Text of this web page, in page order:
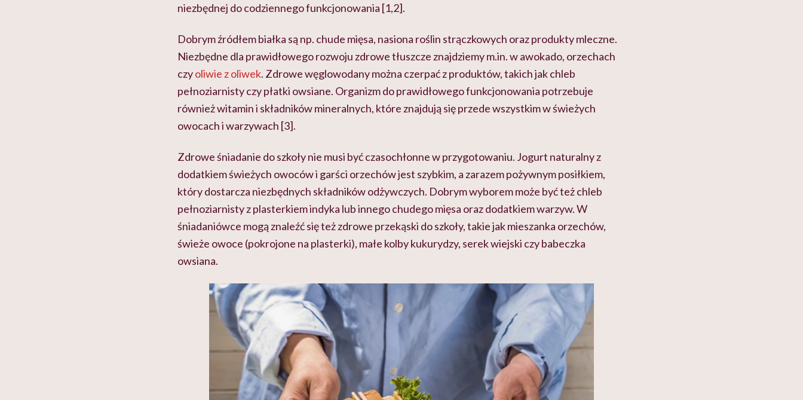
niezbędnej do codziennego funkcjonowania [1,2].
Dobrym źródłem białka są np. chude mięsa, nasiona roślin strączkowych oraz produkty mleczne.
Niezbędne dla prawidłowego rozwoju zdrowe tłuszcze znajdziemy m.in. w awokado, orzechach
czyoliwie z oliwek. Zdrowe węglowodany można czerpać z produktów, takich jak chleb
pełnoziarnisty czy płatki owsiane. Organizm do prawidłowego funkcjonowania potrzebuje
również witamin i składników mineralnych, które znajdują się przede wszystkim w świeżych
owocach i warzywach [3].
Zdrowe śniadanie do szkoły nie musi być czasochłonne w przygotowaniu. Jogurt naturalny z
dodatkiem świeżych owoców i garści orzechów jest szybkim, a zarazem pożywnym posiłkiem,
który dostarcza niezbędnych składników odżywczych. Dobrym wyborem może być też chleb
pełnoziarnisty z plasterkiem indyka lub innego chudego mięsa oraz dodatkiem warzyw. W
śniadaniówce mogą znaleźć się też zdrowe przekąski do szkoły, takie jak mieszanka orzechów,
świeże owoce (pokrojone na plasterki), małe kolby kukurydzy, serek wiejski czy babeczka
owsiana.